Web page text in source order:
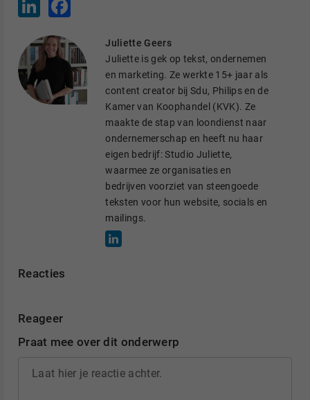
e
d
I
n
b
o
o
k
Juliette Geers
Juliette is gek op tekst, ondernemen
en marketing. Ze werkte 15+ jaar als
content creator bij Sdu, Philips en de
Kamer van Koophandel (KVK). Ze
maakte de stap van loondienst naar
ondernemerschap en heeft nu haar
eigen bedrijf: Studio Juliette,
waarmee ze organisaties en
bedrijven voorziet van steengoede
teksten voor hun website, socials en
mailings.
Reacties
Reageer
Praat mee over dit onderwerp
Laat hier je reactie achter.